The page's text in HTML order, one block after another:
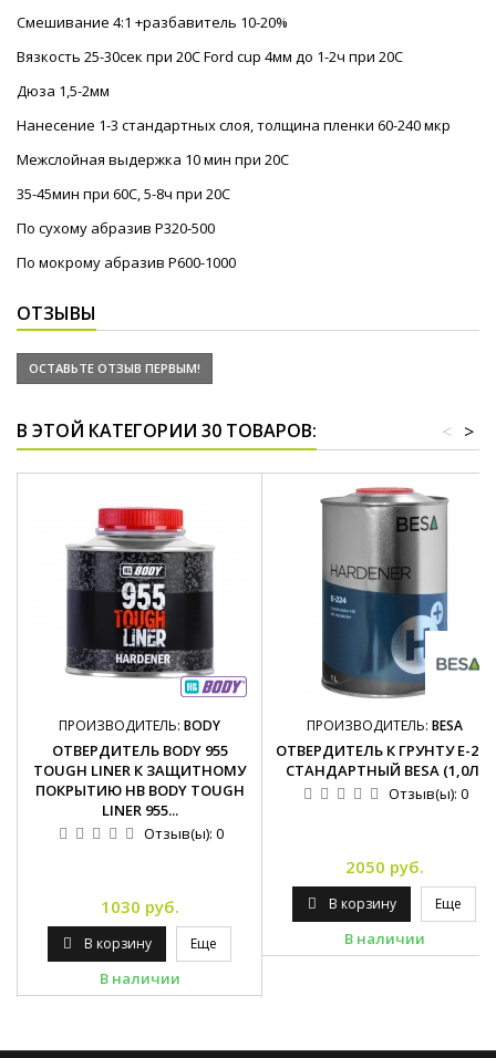
Смешивание 4:1 +разбавитель 10-20%
Вязкость 25-30сек при 20С Ford cup 4мм до 1-2ч при 20С
Дюза 1,5-2мм
Нанесение 1-3 стандартных слоя, толщина пленки 60-240 мкр
Межслойная выдержка 10 мин при 20С
35-45мин при 60С, 5-8ч при 20С
По сухому абразив Р320-500
По мокрому абразив Р600-1000
ОТЗЫВЫ
ОСТАВЬТЕ ОТЗЫВ ПЕРВЫМ!
В ЭТОЙ КАТЕГОРИИ 30 ТОВАРОВ: >
<
ПРОИЗВОДИТЕЛЬ: BODY
ОТВЕРДИТЕЛЬ BODY 955
TOUGH LINER К ЗАЩИТНОМУ
ПОКРЫТИЮ HB BODY TOUGH
LINER 955...
Отзыв(ы): 0
1030 руб.
В корзину Еще
В наличии
ПРОИЗВОДИТЕЛЬ: BESA
ОТВЕРДИТЕЛЬ К ГРУНТУ E-224
СТАНДАРТНЫЙ BESA (1,0Л)
Отзыв(ы): 0
2050 руб.
В корзину Еще
В наличии